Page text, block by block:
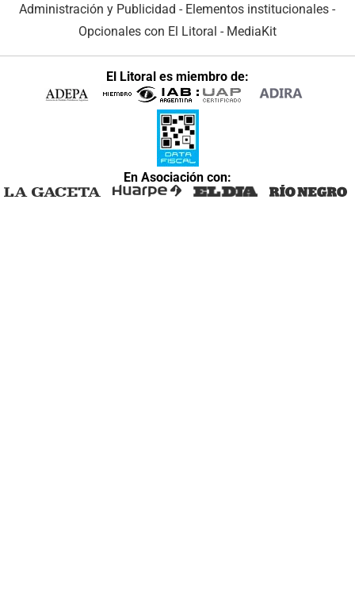
Administración y Publicidad - Elementos institucionales -
Opcionales con El Litoral - MediaKit
El Litoral es miembro de:
En Asociación con: